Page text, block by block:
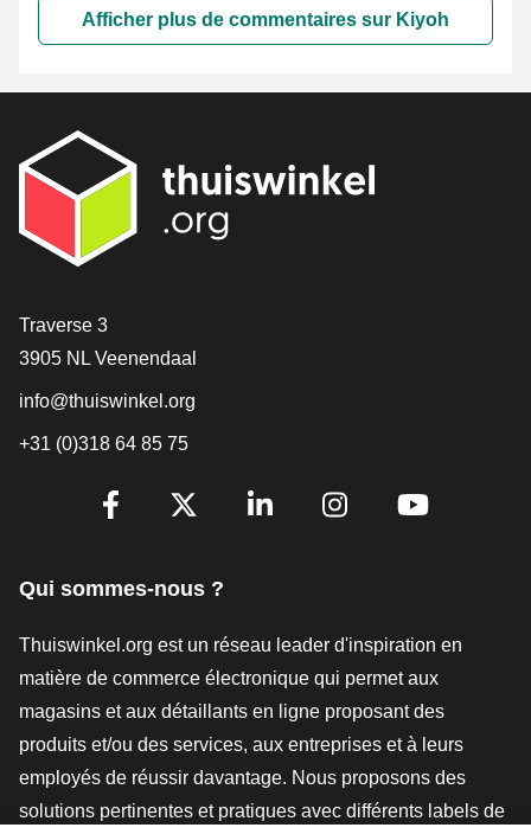
Afficher plus de commentaires sur Kiyoh
[_General:Contact]
Traverse 3
3905 NL Veenendaal
info@thuiswinkel.org
+31 (0)318 64 85 75
[_General:SocialMediaTitle]
Qui sommes-nous ?
Thuiswinkel.org est un réseau leader d'inspiration en
matière de commerce électronique qui permet aux
magasins et aux détaillants en ligne proposant des
produits et/ou des services, aux entreprises et à leurs
employés de réussir davantage. Nous proposons des
solutions pertinentes et pratiques avec différents labels de